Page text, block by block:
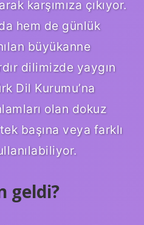
karşımıza çıkıyor.
hem de günlük
büyükanne
dilimizde yaygın
Dil Kurumu’na
olan dokuz
başına veya farklı
geldi?